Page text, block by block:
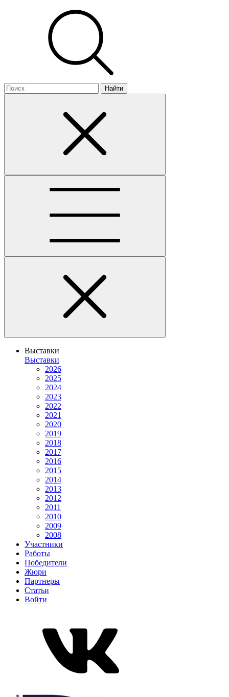
Найти
Выставки
Выставки
2026
2025
2024
2023
2022
2021
2020
2019
2018
2017
2016
2015
2014
2013
2012
2011
2010
2009
2008
Участники
Работы
Победители
Жюри
Партнеры
Статьи
Войти